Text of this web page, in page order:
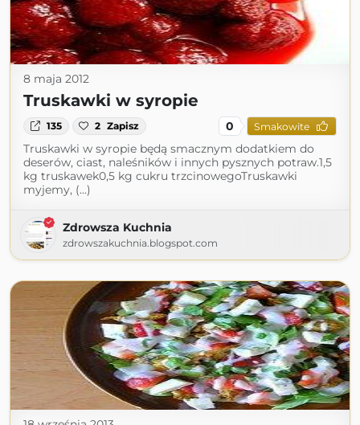
8 maja 2012
Truskawki w syropie
135 2 Zapisz 0 Smakowite
Truskawki w syropie będą smacznym dodatkiem do
deserów, ciast, naleśników i innych pysznych potraw.1,5
kg truskawek0,5 kg cukru trzcinowegoTruskawki
myjemy, (...)
Zdrowsza Kuchnia
zdrowszakuchnia.blogspot.com